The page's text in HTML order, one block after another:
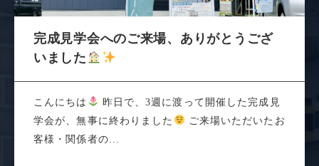
完成見学会へのご来場、ありがとうござ
いました
こんにちは
昨日で、3週に渡って開催した完成見
学会が、無事に終わりました
ご来場いただいたお
客様・関係者の...